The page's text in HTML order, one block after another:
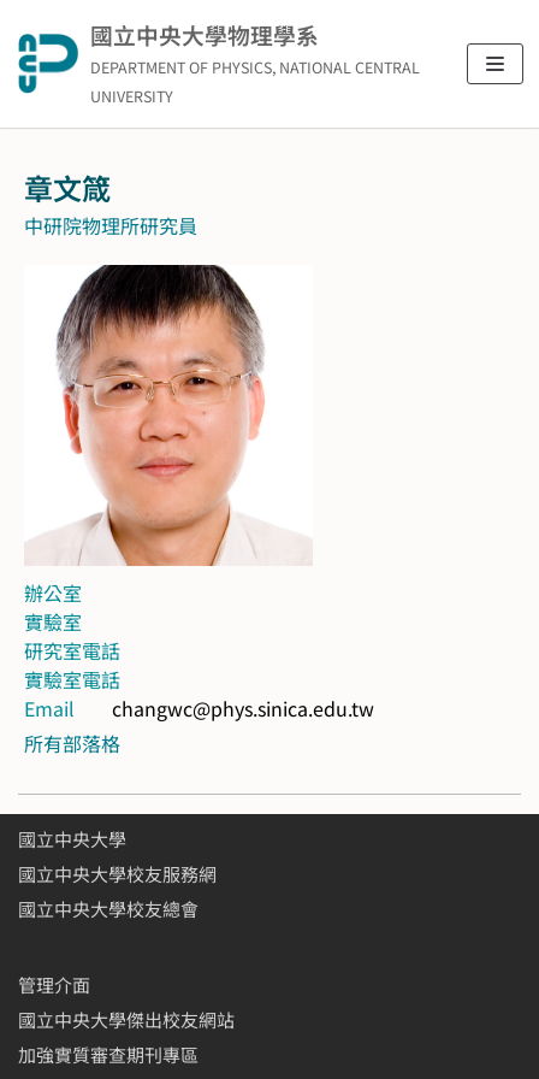
to
content
國立中央大學物理學系
DEPARTMENT OF PHYSICS, NATIONAL CENTRAL
UNIVERSITY
章文箴
中研院物理所研究員
辦公室
實驗室
研究室電話
實驗室電話
Email
changwc@phys.sinica.edu.tw
所有部落格
國立中央大學
國立中央大學校友服務網
國立中央大學校友總會
管理介面
國立中央大學傑出校友網站
加強實質審查期刊專區